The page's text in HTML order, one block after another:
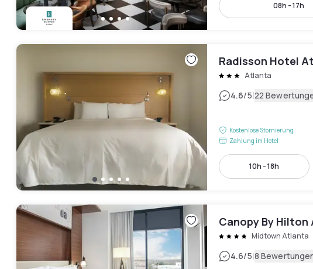
08h - 17h
Radisson Hotel
Atlanta
4.6/5|22
Kostenlose Stornierung
Zahlung im Hotel
10h - 18h
Canopy By
Midtown Atlanta
4.6/5|8